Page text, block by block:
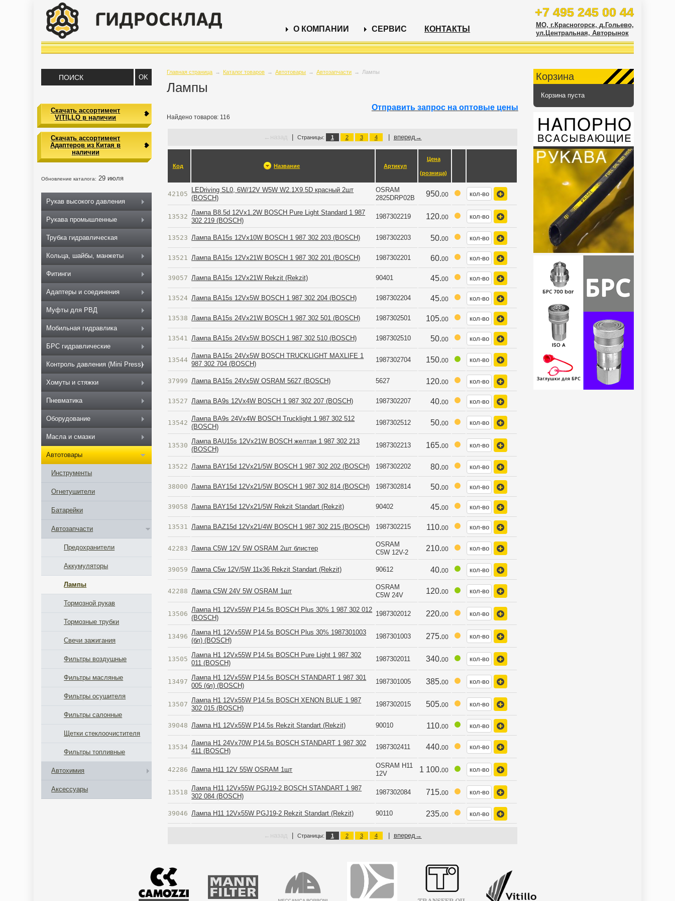
+7 495 245 00 44
МО, г.Красногорск, д.Гольево,
ул.Центральная, Авторынок
О КОМПАНИИ СЕРВИС КОНТАКТЫ
Главная страница → Каталог товаров → Автотовары → Автозапчасти → Лампы
Лампы
Отправить запрос на оптовые цены
Найдено товаров: 116
← назад Страницы: 1 2 3 4 вперед→
Код Название Артикул
Цена
(розница)
42105
LEDriving SL0, 6W/12V W5W W2.1X9.5D красный 2шт
(BOSCH)
OSRAM
2825DRP02B
950.00
13532
Лампа B8.5d 12Vx1.2W BOSCH Pure Light Standard 1 987
302 219 (BOSCH)
1987302219 120.00
13523 Лампа BA15s 12Vx10W BOSCH 1 987 302 203 (BOSCH) 1987302203 50.00
13521 Лампа BA15s 12Vx21W BOSCH 1 987 302 201 (BOSCH) 1987302201 60.00
39057 Лампа BA15s 12Vx21W Rekzit (Rekzit) 90401 45.00
13524 Лампа BA15s 12Vx5W BOSCH 1 987 302 204 (BOSCH) 1987302204 45.00
13538 Лампа BA15s 24Vx21W BOSCH 1 987 302 501 (BOSCH) 1987302501 105.00
13541 Лампа BA15s 24Vx5W BOSCH 1 987 302 510 (BOSCH) 1987302510 50.00
13544
Лампа BA15s 24Vx5W BOSCH TRUCKLIGHT MAXLIFE 1
987 302 704 (BOSCH)
1987302704 150.00
37999 Лампа BA15s 24Vx5W OSRAM 5627 (BOSCH) 5627 120.00
13527 Лампа BA9s 12Vx4W BOSCH 1 987 302 207 (BOSCH) 1987302207 40.00
13542
Лампа BA9s 24Vx4W BOSCH Trucklight 1 987 302 512
(BOSCH)
1987302512 50.00
13530
Лампа BAU15s 12Vx21W BOSCH желтая 1 987 302 213
(BOSCH)
1987302213 165.00
13522 Лампа BAY15d 12Vx21/5W BOSCH 1 987 302 202 (BOSCH) 1987302202 80.00
38000 Лампа BAY15d 12Vx21/5W BOSCH 1 987 302 814 (BOSCH) 1987302814 50.00
39058 Лампа BAY15d 12Vx21/5W Rekzit Standart (Rekzit) 90402 45.00
13531 Лампа BAZ15d 12Vx21/4W BOSCH 1 987 302 215 (BOSCH) 1987302215 110.00
42283 Лампа C5W 12V 5W OSRAM 2шт блистер
OSRAM
C5W 12V-2
210.00
39059 Лампа C5w 12V/5W 11х36 Rekzit Standart (Rekzit) 90612 40.00
42288 Лампа C5W 24V 5W OSRAM 1шт
OSRAM
C5W 24V
120.00
13506
Лампа H1 12Vx55W P14.5s BOSCH Plus 30% 1 987 302 012
(BOSCH)
1987302012 220.00
13496
Лампа H1 12Vx55W P14.5s BOSCH Plus 30% 1987301003
(бл) (BOSCH)
1987301003 275.00
13505
Лампа H1 12Vx55W P14.5s BOSCH Pure Light 1 987 302
011 (BOSCH)
1987302011 340.00
13497
Лампа H1 12Vx55W P14.5s BOSCH STANDART 1 987 301
005 (бл) (BOSCH)
1987301005 385.00
13507
Лампа H1 12Vx55W P14.5s BOSCH XENON BLUE 1 987
302 015 (BOSCH)
1987302015 505.00
39048 Лампа H1 12Vx55W P14.5s Rekzit Standart (Rekzit) 90010 110.00
13534
Лампа H1 24Vx70W P14.5s BOSCH STANDART 1 987 302
411 (BOSCH)
1987302411 440.00
42286 Лампа H11 12V 55W OSRAM 1шт
OSRAM H11
12V
1 100.00
13518
Лампа H11 12Vx55W PGJ19-2 BOSCH STANDART 1 987
302 084 (BOSCH)
1987302084 715.00
39046 Лампа H11 12Vx55W PGJ19-2 Rekzit Standart (Rekzit) 90110 235.00
← назад Страницы: 1 2 3 4 вперед→
Скачать ассортимент
VITILLO в наличии
Скачать ассортимент
Адаптеров из Китая в
наличии
Обновление каталога: 29 июля
Рукав высокого давления
Рукава промышленные
Трубка гидравлическая
Кольца, шайбы, манжеты
Фитинги
Адаптеры и соединения
Муфты для РВД
Мобильная гидравлика
БРС гидравлические
Контроль давления (Mini Press)
Хомуты и стяжки
Пневматика
Оборудование
Масла и смазки
Автотовары
Инструменты
Огнетушители
Батарейки
Автозапчасти
Предохранители
Аккумуляторы
Лампы
Тормозной рукав
Тормозные трубки
Свечи зажигания
Фильтры воздушные
Фильтры масляные
Фильтры осушителя
Фильтры салонные
Щетки стеклоочистителя
Фильтры топливные
Автохимия
Аксессуары
Корзина
Корзина пуста